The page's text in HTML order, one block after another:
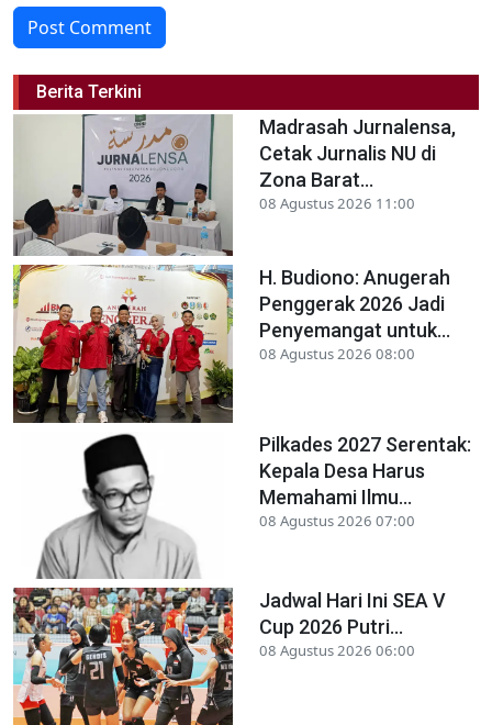
Post Comment
Berita Terkini
Madrasah Jurnalensa,
Cetak Jurnalis NU di
Zona Barat...
08 Agustus 2026 11:00
H. Budiono: Anugerah
Penggerak 2026 Jadi
Penyemangat untuk...
08 Agustus 2026 08:00
Pilkades 2027 Serentak:
Kepala Desa Harus
Memahami Ilmu...
08 Agustus 2026 07:00
Jadwal Hari Ini SEA V
Cup 2026 Putri...
08 Agustus 2026 06:00